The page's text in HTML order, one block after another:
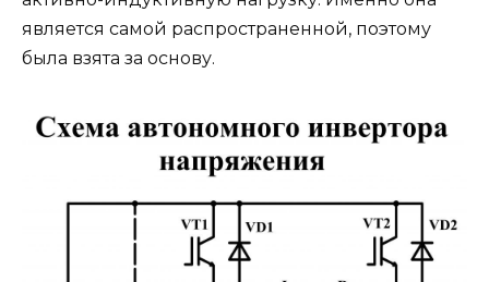
является самой распространенной, поэтому
была взята за основу.